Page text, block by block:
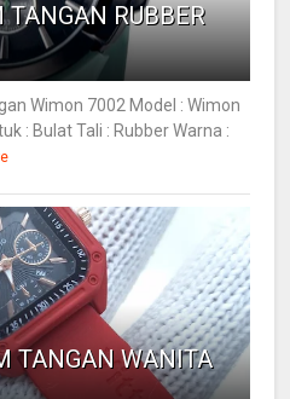
RUBBER
Wimon 7002 Model : Wimon
: Bulat Tali : Rubber Warna :
TANGAN WANITA